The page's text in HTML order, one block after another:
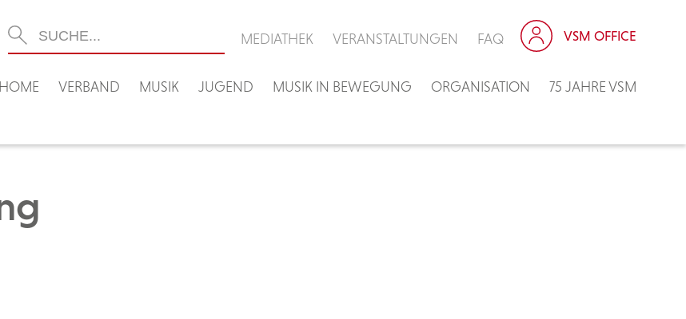
HOME VERBAND MUSIK JUGEND MUSIK IN BEWEGUNG ORGANISATION 75 JAHRE VSM
MEDIATHEK VERANSTALTUNGEN FAQ VSM OFFICE